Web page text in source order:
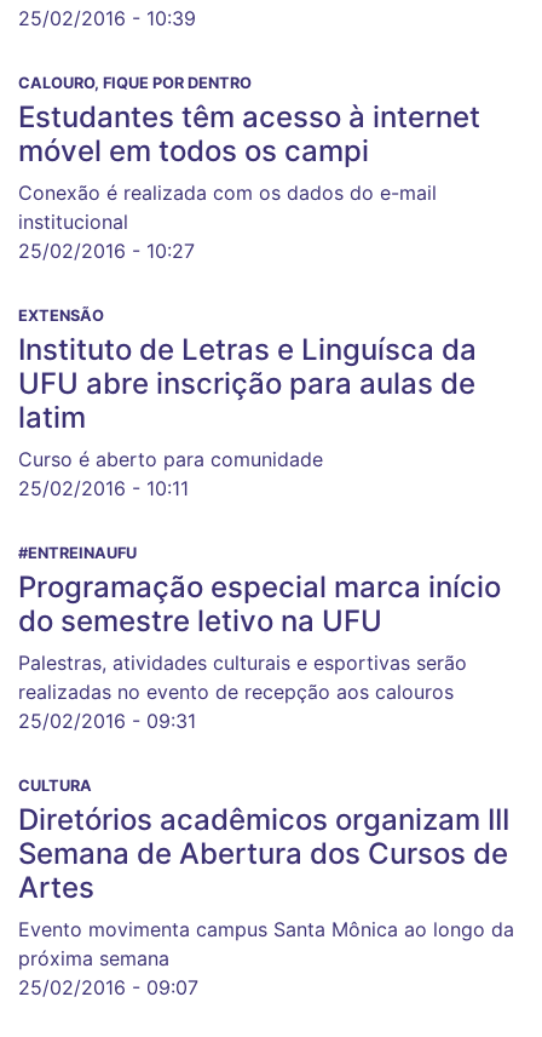
25/02/2016 - 10:39
CALOURO, FIQUE POR DENTRO
Estudantes têm acesso à internet
móvel em todos os campi
Conexão é realizada com os dados do e-mail
institucional
25/02/2016 - 10:27
EXTENSÃO
Instituto de Letras e Linguísca da
UFU abre inscrição para aulas de
latim
Curso é aberto para comunidade
25/02/2016 - 10:11
#ENTREINAUFU
Programação especial marca início
do semestre letivo na UFU
Palestras, atividades culturais e esportivas serão
realizadas no evento de recepção aos calouros
25/02/2016 - 09:31
CULTURA
Diretórios acadêmicos organizam III
Semana de Abertura dos Cursos de
Artes
Evento movimenta campus Santa Mônica ao longo da
próxima semana
25/02/2016 - 09:07